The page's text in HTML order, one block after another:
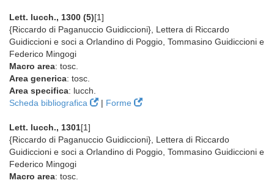
Lett. lucch., 1300 (5)[1]
{Riccardo di Paganuccio Guidiccioni}, Lettera di Riccardo
Guidiccioni e soci a Orlandino di Poggio, Tommasino Guidiccioni e
Federico Mingogi
Macro area: tosc.
Area generica: tosc.
Area specifica: lucch.
Scheda bibliografica
| Forme
Lett. lucch., 1301[1]
{Riccardo di Paganuccio Guidiccioni}, Lettera di Riccardo
Guidiccioni e soci a Orlandino di Poggio, Tommasino Guidiccioni e
Federico Mingogi
Macro area: tosc.